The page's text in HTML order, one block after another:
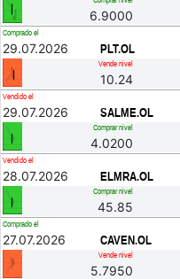
6.9000
Comprado el
29.07.2026 PLT.OL
Vende nivel
10.24
Vendido el
29.07.2026 SALME.OL
Comprar nivel
4.0200
Vendido el
28.07.2026 ELMRA.OL
Comprar nivel
45.85
Comprado el
27.07.2026 CAVEN.OL
Vende nivel
5.7950